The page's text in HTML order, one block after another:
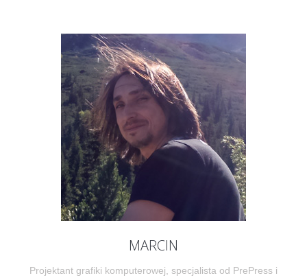
MARCIN
Projektant grafiki komputerowej, specjalista od PrePress i